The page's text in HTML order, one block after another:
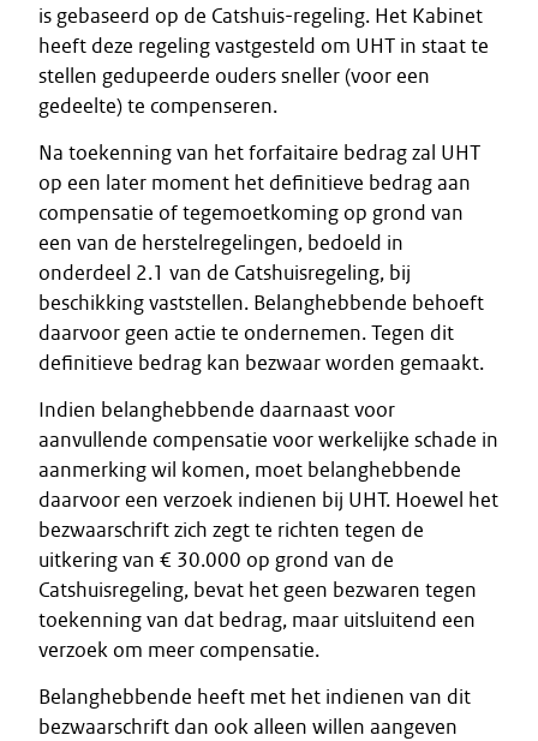
is gebaseerd op de Catshuis-regeling. Het Kabinet
heeft deze regeling vastgesteld om UHT in staat te
stellen gedupeerde ouders sneller (voor een
gedeelte) te compenseren.
Na toekenning van het forfaitaire bedrag zal UHT
op een later moment het definitieve bedrag aan
compensatie of tegemoetkoming op grond van
een van de herstelregelingen, bedoeld in
onderdeel 2.1 van de Catshuisregeling, bij
beschikking vaststellen. Belanghebbende behoeft
daarvoor geen actie te ondernemen. Tegen dit
definitieve bedrag kan bezwaar worden gemaakt.
Indien belanghebbende daarnaast voor
aanvullende compensatie voor werkelijke schade in
aanmerking wil komen, moet belanghebbende
daarvoor een verzoek indienen bij UHT. Hoewel het
bezwaarschrift zich zegt te richten tegen de
uitkering van € 30.000 op grond van de
Catshuisregeling, bevat het geen bezwaren tegen
toekenning van dat bedrag, maar uitsluitend een
verzoek om meer compensatie.
Belanghebbende heeft met het indienen van dit
bezwaarschrift dan ook alleen willen aangeven